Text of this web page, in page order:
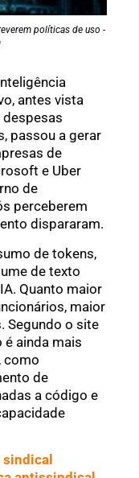
políticas de uso -
antes vista
passou a gerar
de
e Uber
de
perceberem
dispararam.
de tokens,
de texto
Quanto maior
maior
Segundo o site
é ainda mais
como
de
a código e